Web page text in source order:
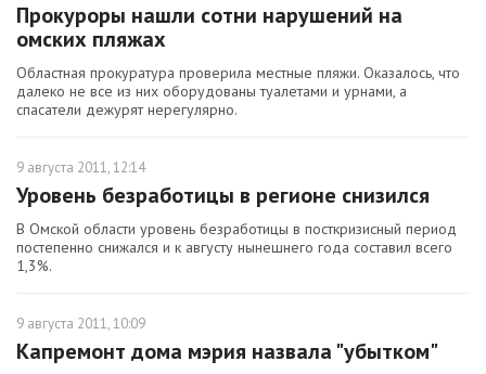
Прокуроры нашли сотни нарушений на
омских пляжах
Областная прокуратура проверила местные пляжи. Оказалось, что
далеко не все из них оборудованы туалетами и урнами, а
спасатели дежурят нерегулярно.
9 августа 2011, 12:14
Уровень безработицы в регионе снизился
В Омской области уровень безработицы в посткризисный период
постепенно снижался и к августу нынешнего года составил всего
1,3%.
9 августа 2011, 10:09
Капремонт дома мэрия назвала "убытком"